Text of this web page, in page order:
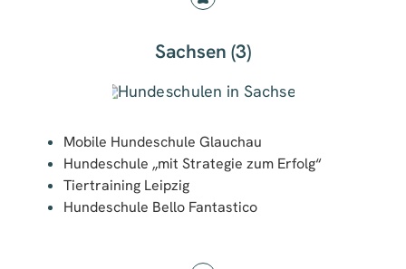
Sachsen (3)
Mobile Hundeschule Glauchau
Hundeschule „mit Strategie zum Erfolg“
Tiertraining Leipzig
Hundeschule Bello Fantastico